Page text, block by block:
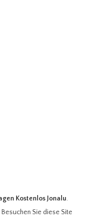
Kostenlos Jonalu.
Besuchen Sie diese Site